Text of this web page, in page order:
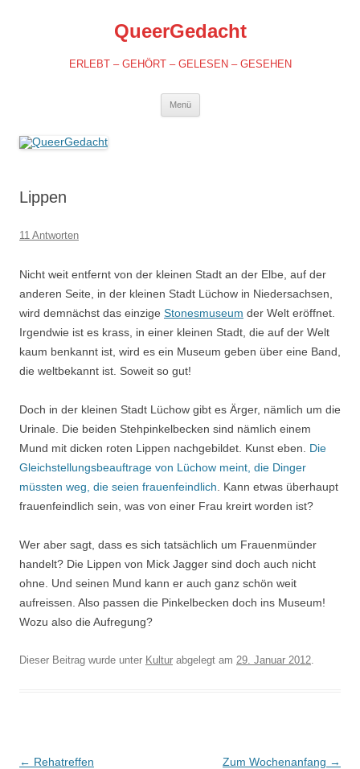
QueerGedacht
ERLEBT – GEHÖRT – GELESEN – GESEHEN
Menü
Lippen
11 Antworten
Nicht weit entfernt von der kleinen Stadt an der Elbe, auf der
anderen Seite, in der kleinen Stadt Lüchow in Niedersachsen,
wird demnächst das einzige Stonesmuseum der Welt eröffnet.
Irgendwie ist es krass, in einer kleinen Stadt, die auf der Welt
kaum benkannt ist, wird es ein Museum geben über eine Band,
die weltbekannt ist. Soweit so gut!
Doch in der kleinen Stadt Lüchow gibt es Ärger, nämlich um die
Urinale. Die beiden Stehpinkelbecken sind nämlich einem
Mund mit dicken roten Lippen nachgebildet. Kunst eben. Die
Gleichstellungsbeauftrage von Lüchow meint, die Dinger
müssten weg, die seien frauenfeindlich . Kann etwas überhaupt
frauenfeindlich sein, was von einer Frau kreirt worden ist?
Wer aber sagt, dass es sich tatsächlich um Frauenmünder
handelt? Die Lippen von Mick Jagger sind doch auch nicht
ohne. Und seinen Mund kann er auch ganz schön weit
aufreissen. Also passen die Pinkelbecken doch ins Museum!
Wozu also die Aufregung?
Dieser Beitrag wurde unter Kultur abgelegt am 29. Januar 2012.
Beitrags-
← Rehatreffen Zum Wochenanfang →